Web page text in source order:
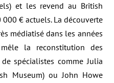
et les revend au British
€ actuels. La découverte
médiatisé dans les années
la reconstitution des
spécialistes comme Julia
Museum) ou John Howe